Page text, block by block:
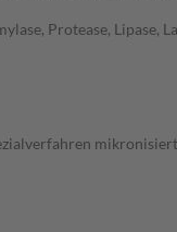
Protease, Lipase,